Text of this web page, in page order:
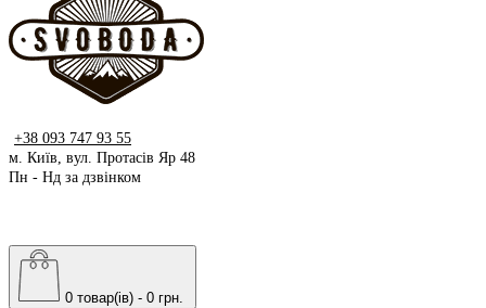
+38 093 747 93 55
м. Київ, вул. Протасів Яр 48
Пн - Нд за дзвінком
0 товар(ів) - 0 грн.